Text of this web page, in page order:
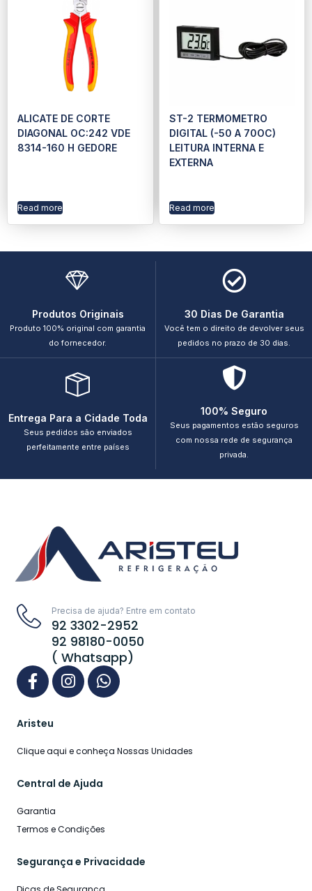
ALICATE DE CORTE
DIAGONAL OC:242 VDE
8314-160 H GEDORE
Read more
ST-2 TERMOMETRO
DIGITAL (-50 A 70OC)
LEITURA INTERNA E
EXTERNA
Read more
Produtos Originais
Produto 100% original com garantia
do fornecedor.
30 Dias De Garantia
Você tem o direito de devolver seus
pedidos no prazo de 30 dias.
Entrega Para a Cidade Toda
Seus pedidos são enviados
perfeitamente entre países
100% Seguro
Seus pagamentos estão seguros
com nossa rede de segurança
privada.
Precisa de ajuda? Entre em contato
92 3302-2952
92 98180-0050
( Whatsapp)
Aristeu
Clique aqui e conheça Nossas Unidades
Central de Ajuda
Garantia
Termos e Condições
Segurança e Privacidade